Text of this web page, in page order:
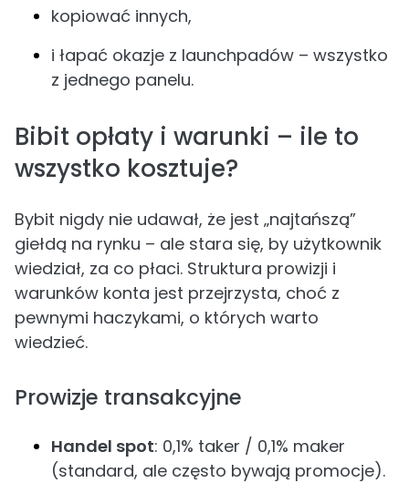
kopiować innych,
i łapać okazje z launchpadów – wszystko
z jednego panelu.
Bibit opłaty i warunki – ile to
wszystko kosztuje?
Bybit nigdy nie udawał, że jest „najtańszą”
giełdą na rynku – ale stara się, by użytkownik
wiedział, za co płaci. Struktura prowizji i
warunków konta jest przejrzysta, choć z
pewnymi haczykami, o których warto
wiedzieć.
Prowizje transakcyjne
Handel spot: 0,1% taker / 0,1% maker
(standard, ale często bywają promocje).